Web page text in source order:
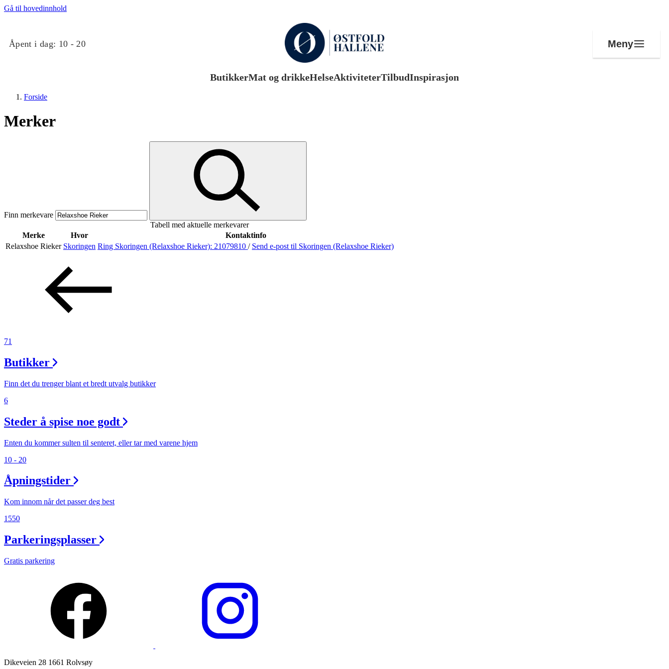
Gå til hovedinnhold
Åpent i dag: 10 - 20 Meny
ButikkerMat og drikkeHelseAktiviteterTilbudInspirasjon
Mat og drikke
Helse
Aktiviteter
Tilbud
Søk
Åpningstider
Praktisk informasjon
Magasin
Gavekort
Forside
Merker
Finn merkevare
Tabell med aktuelle merkevarer
Merke
Hvor
Kontaktinfo
Relaxshoe Rieker Skoringen Ring Skoringen (Relaxshoe Rieker): 21079810 / Send e-post til Skoringen (Relaxshoe Rieker)
71
Butikker
Finn det du trenger blant et bredt utvalg butikker
6
Steder å spise noe godt
Enten du kommer sulten til senteret, eller tar med varene hjem
10 - 20
Åpningstider
Kom innom når det passer deg best
1550
Parkeringsplasser
Gratis parkering
Dikeveien 28 1661 Rolvsøy